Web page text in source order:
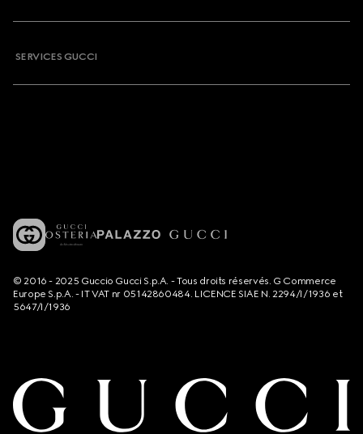
SERVICES GUCCI
© 2016 - 2025 Guccio Gucci S.p.A. - Tous droits réservés. G Commerce
Europe S.p.A. - IT VAT nr 05142860484. LICENCE SIAE N. 2294/I/1936 et
5647/I/1936